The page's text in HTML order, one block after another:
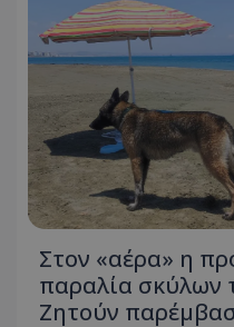
Στον «αέρα» η
παραλία σκύλων
Ζητούν